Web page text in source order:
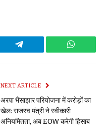
Telegram
NEXT ARTICLE
अरपा भैंसाझार परियोजना में करोड़ों का
खेल: राजस्व मंत्री ने स्वीकारी
अनियमितता, अब EOW करेगी हिसाब